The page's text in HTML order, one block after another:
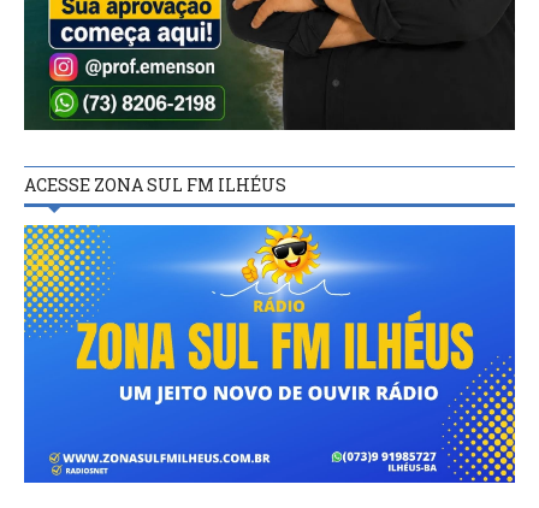
ACESSE ZONA SUL FM ILHÉUS